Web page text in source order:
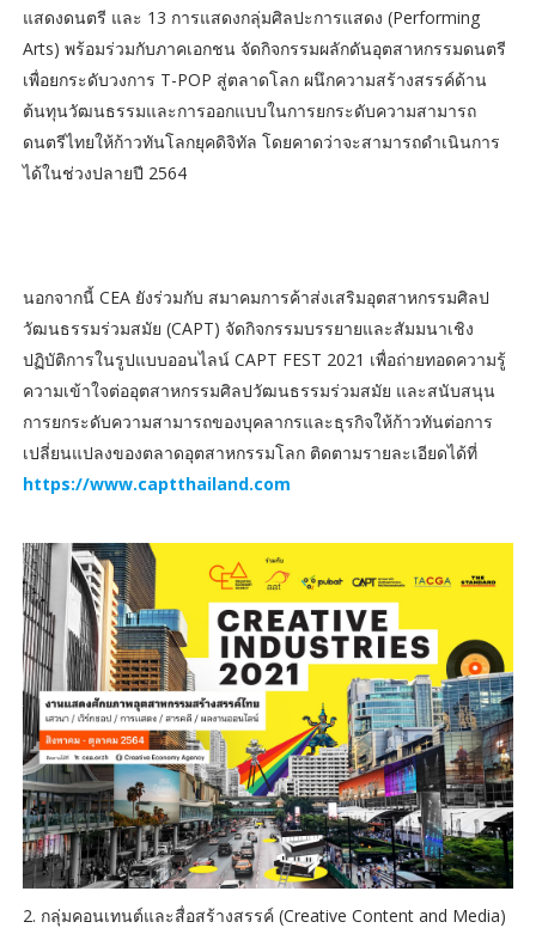
แสดงดนตรี และ 13 การแสดงกลุ่มศิลปะการแสดง (Performing
Arts) พร้อมร่วมกับภาคเอกชน จัดกิจกรรมผลักดันอุตสาหกรรมดนตรี
เพื่อยกระดับวงการ T-POP สู่ตลาดโลก ผนึกความสร้างสรรค์ด้าน
ต้นทุนวัฒนธรรมและการออกแบบในการยกระดับความสามารถ
ดนตรีไทยให้ก้าวทันโลกยุคดิจิทัล โดยคาดว่าจะสามารถดำเนินการ
ได้ในช่วงปลายปี 2564
นอกจากนี้ CEA ยังร่วมกับ สมาคมการค้าส่งเสริมอุตสาหกรรมศิลป
วัฒนธรรมร่วมสมัย (CAPT) จัดกิจกรรมบรรยายและสัมมนาเชิง
ปฏิบัติการในรูปแบบออนไลน์ CAPT FEST 2021 เพื่อถ่ายทอดความรู้
ความเข้าใจต่ออุตสาหกรรมศิลปวัฒนธรรมร่วมสมัย และสนับสนุน
การยกระดับความสามารถของบุคลากรและธุรกิจให้ก้าวทันต่อการ
เปลี่ยนแปลงของตลาดอุตสาหกรรมโลก ติดตามรายละเอียดได้ที่
https://www.captthailand.com
2. กลุ่มคอนเทนต์และสื่อสร้างสรรค์ (Creative Content and Media)